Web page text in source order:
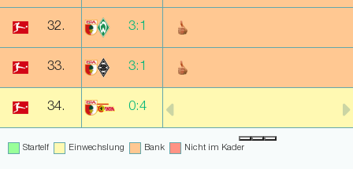
32. 3:1
33. 3:1
34. 0:4
40
Startelf Einwechslung Bank Nicht im Kader